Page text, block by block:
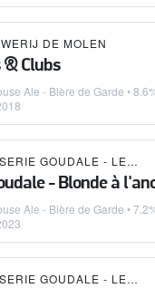
DE MOLEN
& Clubs
Ale - Bière de Garde •
BRASSERIE GOUDALE - LES BRASSEURS DE GAYANT
- Blonde à
Ale - Bière de Garde •
BRASSERIE GOUDALE - LES BRASSEURS DE GAYANT